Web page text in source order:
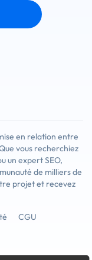
en relation entre
vous recherchiez
un expert SEO,
de milliers de
projet et recevez
CGU